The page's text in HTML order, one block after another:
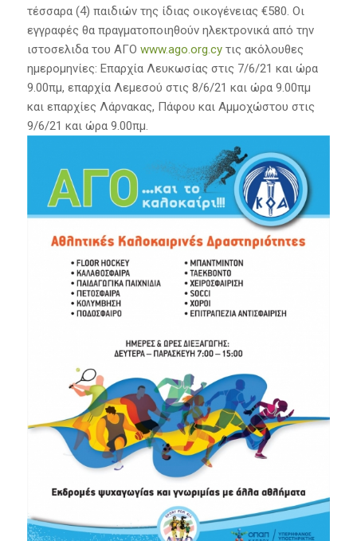
τέσσαρα (4) παιδιών της ίδιας οικογένειας €580. Οι
εγγραφές θα πραγματοποιηθούν ηλεκτρονικά από την
ιστοσελιδα του ΑΓΟ www.ago.org.cyτις ακόλουθες
ημερομηνίες: Επαρχία Λευκωσίας στις 7/6/21 και ώρα
9.00πμ, επαρχία Λεμεσού στις 8/6/21 και ώρα 9.00πμ
και επαρχίες Λάρνακας, Πάφου και Αμμοχώστου στις
9/6/21 και ώρα 9.00πμ.